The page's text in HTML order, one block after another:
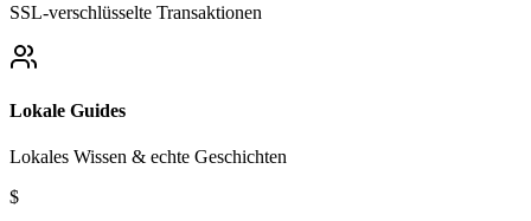
SSL-verschlüsselte Transaktionen
Lokale Guides
Lokales Wissen & echte Geschichten
$